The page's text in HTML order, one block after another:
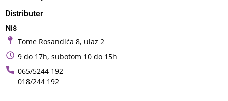
Distributer
Niš
Tome Rosandića 8, ulaz 2
9 do 17h, subotom 10 do 15h
065/5244 192
018/244 192